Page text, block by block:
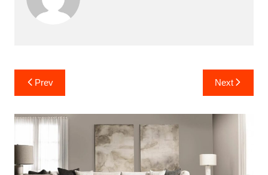
Yazı
gezinmesi
Prev Next